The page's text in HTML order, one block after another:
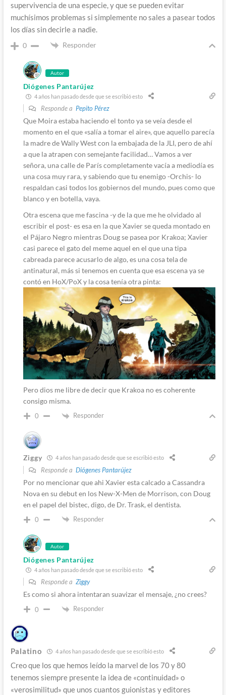
supervivencia de una especie, y que se pueden evitar
muchísimos problemas si simplemente no sales a pasear todos
los días sin decirle a nadie.
0 Responder
Autor
Diógenes Pantarújez
4 años han pasado desde que se escribió esto
Responde a Pepito Pérez
Que Moira estaba haciendo el tonto ya se veía desde el
momento en el que «salía a tomar el aire», que aquello parecía
la madre de Wally West con la embajada de la JLI, pero de ahí
a que la atrapen con semejante facilidad… Vamos a ver
señora, una calle de París completamente vacía a mediodía es
una cosa muy rara, y sabiendo que tu enemigo -Orchis- lo
respaldan casi todos los gobiernos del mundo, pues como que
blanco y en botella, vaya.
Otra escena que me fascina -y de la que me he olvidado al
escribir el post- es esa en la que Xavier se queda montado en
el Pájaro Negro mientras Doug se pasea por Krakoa; Xavier
casi parece el gato del meme aquel en el que una tipa
cabreada parece acusarlo de algo, es una cosa tela de
antinatural, más si tenemos en cuenta que esa escena ya se
contó en HoX/PoX y la cosa tenía otra pinta:
Pero dios me libre de decir que Krakoa no es coherente
consigo misma.
0 Responder
Ziggy 4 años han pasado desde que se escribió esto
Responde a Diógenes Pantarújez
Por no mencionar que ahi Xavier esta calcado a Cassandra
Nova en su debut en los New-X-Men de Morrison, con Doug
en el papel del bistec, digo, de Dr. Trask, el dentista.
0 Responder
Autor
Diógenes Pantarújez
4 años han pasado desde que se escribió esto
Responde a Ziggy
Es como si ahora intentaran suavizar el mensaje, ¿no crees?
0 Responder
Palatino 4 años han pasado desde que se escribió esto
Creo que los que hemos leído la marvel de los 70 y 80
tenemos siempre presente la idea de «continuidad» o
«verosimilitud» que unos cuantos guionistas y editores